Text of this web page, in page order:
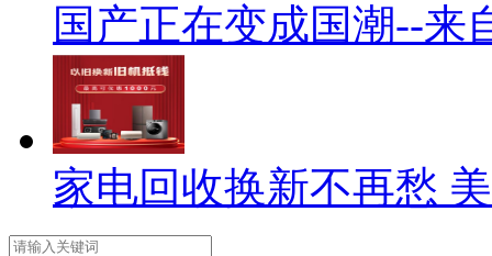
国产正在变成国潮--来
家电回收换新不再愁